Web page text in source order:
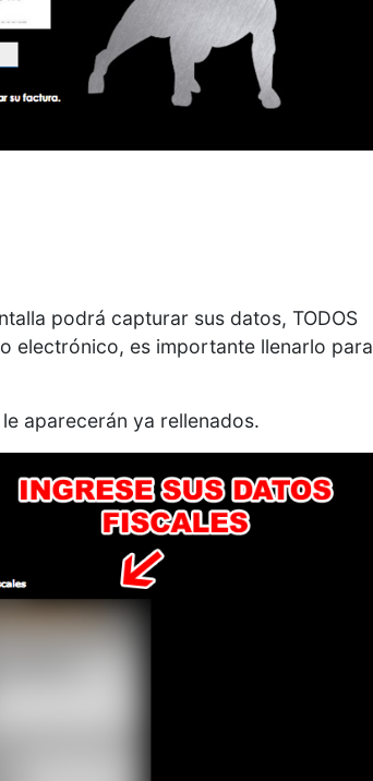
podrá capturar sus datos, TODOS
electrónico, es importante llenarlo para
aparecerán ya rellenados.